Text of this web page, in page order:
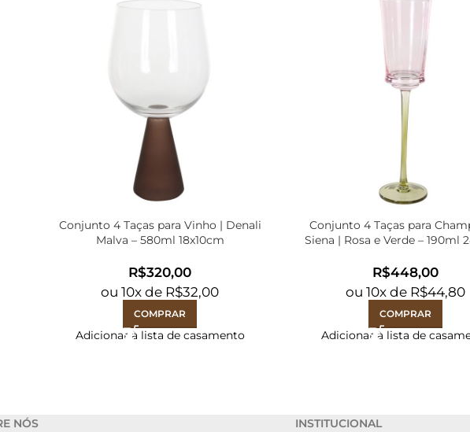
Conjunto 4 Taças para Vinho | Denali
Malva – 580ml 18x10cm
R$
ou10x de R$32,00
COMPRAR
Adicionar à lista de casamento
Conjunto 4 Taças para
Siena | Rosa e Verde – 190ml
R$
ou10x de R$44,80
COMPRAR
Adicionar à lista de
NÓS INSTITUCIONAL